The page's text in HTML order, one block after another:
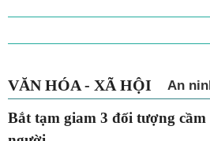
VĂN HÓA - XÃ HỘI An
Bắt tạm giam 3 đối tượng